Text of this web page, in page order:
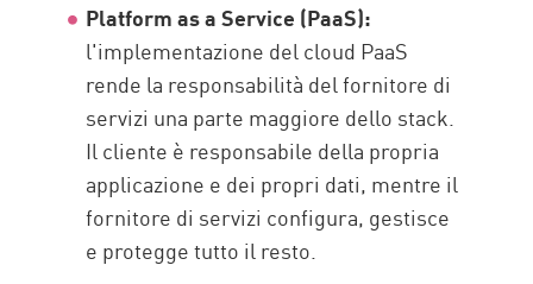
Platform as a Service (PaaS):
l'implementazione del cloud PaaS
rende la responsabilità del fornitore di
servizi una parte maggiore dello stack.
Il cliente è responsabile della propria
applicazione e dei propri dati, mentre il
fornitore di servizi configura, gestisce
e protegge tutto il resto.